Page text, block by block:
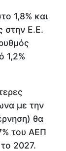
1,8% και
στην Ε.Ε.
1,2%
με την
θα
του ΑΕΠ
2027.